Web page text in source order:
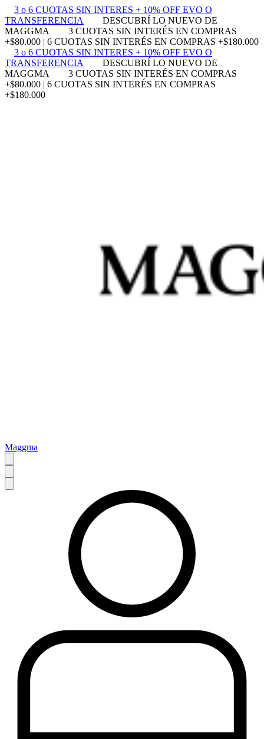
3 o 6 CUOTAS SIN INTERES + 10% OFF EVO O
TRANSFERENCIA
DESCUBRÍ LO NUEVO DE
MAGGMA
3 CUOTAS SIN INTERÉS EN COMPRAS
+$80.000 | 6 CUOTAS SIN INTERÉS EN COMPRAS +$180.000
3 o 6 CUOTAS SIN INTERES + 10% OFF EVO O
TRANSFERENCIA
DESCUBRÍ LO NUEVO DE
MAGGMA
3 CUOTAS SIN INTERÉS EN COMPRAS
+$80.000 | 6 CUOTAS SIN INTERÉS EN COMPRAS
+$180.000
Maggma